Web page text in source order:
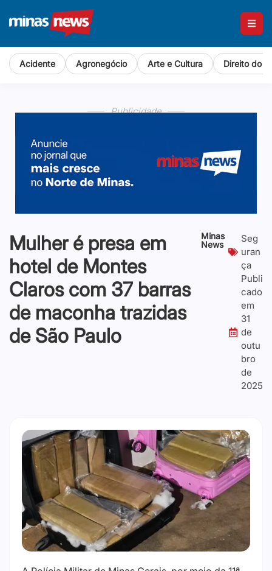
Acidente Agronegócio Arte e Cultura Direito do
Publicidade
Minas
News
Seg
uran
ça
Publi
cado
em
31
de
outu
bro
de
2025
Mulher é presa em
hotel de Montes
Claros com 37 barras
de maconha trazidas
de São Paulo